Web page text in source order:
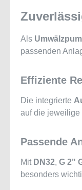
Als
passenden
Effiziente
Die integrierte
auf die jeweilige
Passende
Mit DN32, G 2"
besonders